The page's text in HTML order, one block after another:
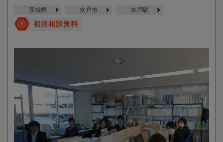
茨城県 水戸市 水戸駅
初回相談無料